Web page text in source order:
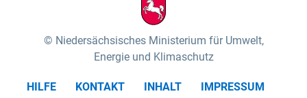
Niedersächsisches Ministerium für Umwelt,
Energie und Klimaschutz
HILFE KONTAKT INHALT
IMPRESSUM